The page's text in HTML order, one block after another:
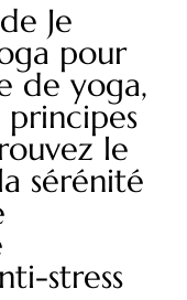
Je
pour
de yoga,
le
sérénité
stress